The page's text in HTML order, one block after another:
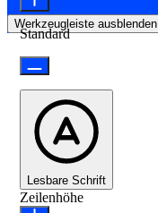
Werkzeugleiste ausblenden
Standard
Lesbare Schrift
Zeilenhöhe